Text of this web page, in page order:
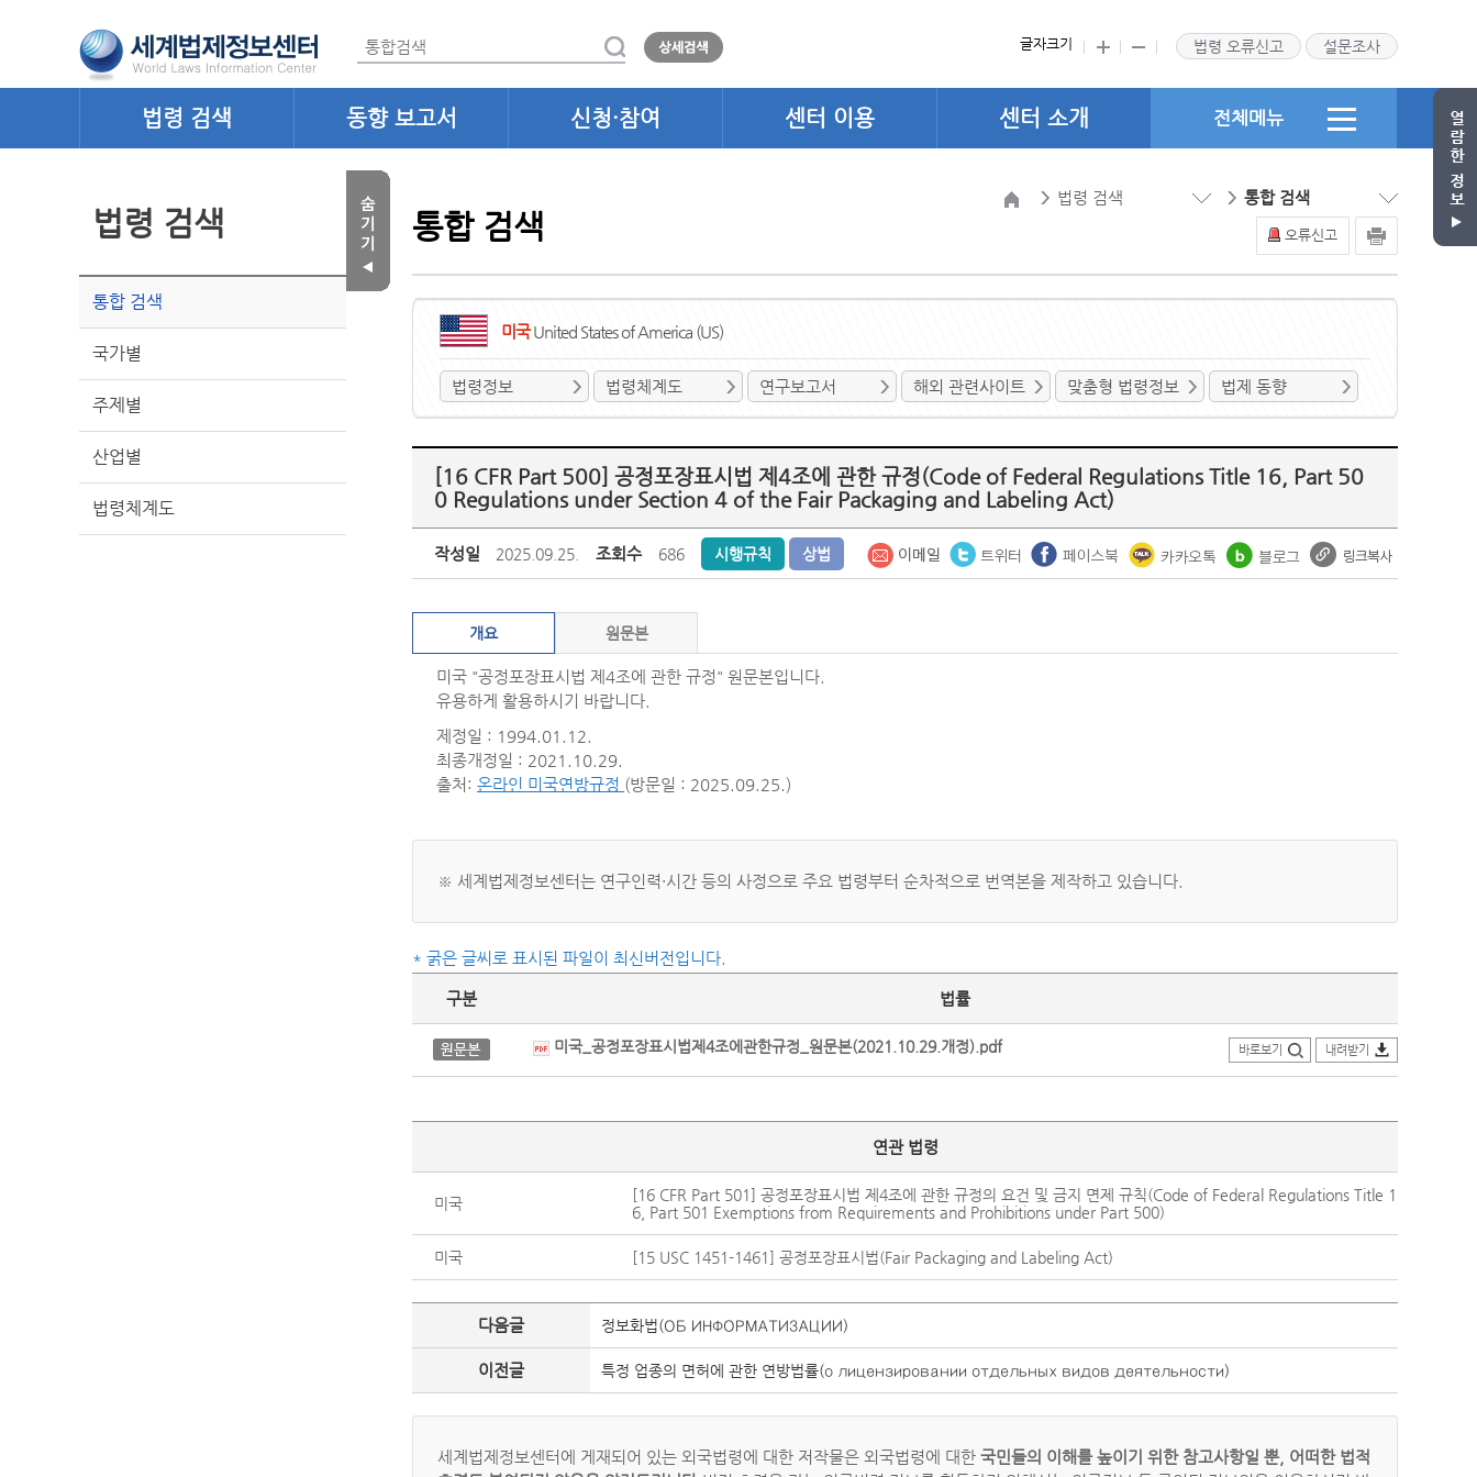
글자크기 법령 오류신고 설문조사
법령 검색 동향 보고서 신청·참여 센터 이용 센터 소개 전체메뉴
법령 검색
통합 검색
국가별
주제별
산업별
법령체계도
법령 검색 통합 검색
오류신고
통합 검색
미국United States of America (US)
법령정보 법령체계도 연구보고서 해외 관련사이트 맞춤형 법령정보 법제 동향
[16 CFR Part 500] 공정포장표시법 제4조에 관한 규정(Code of Federal Regulations Title 16, Part 50
0 Regulations under Section 4 of the Fair Packaging and Labeling Act)
작성일 2025.09.25. 조회수 686 시행규칙 상법
개요 원문본
미국 "공정포장표시법 제4조에 관한 규정" 원문본입니다.
유용하게 활용하시기 바랍니다.
제정일 : 1994.01.12.
최종개정일 : 2021.10.29.
출처: 온라인 미국연방규정 (방문일 : 2025.09.25.)
※ 세계법제정보센터는 연구인력·시간 등의 사정으로 주요 법령부터 순차적으로 번역본을 제작하고 있습니다.
* 굵은 글씨로 표시된 파일이 최신버전입니다.
구분 법률
미국_공정포장표시법제4조에관한규정_원문본(2021.10.29.개정).pdf 바로보기 내려받기
연관 법령
미국
[16 CFR Part 501] 공정포장표시법 제4조에 관한 규정의 요건 및 금지 면제 규칙(Code of Federal Regulations Title 1
6, Part 501 Exemptions from Requirements and Prohibitions under Part 500)
미국 [15 USC 1451-1461] 공정포장표시법(Fair Packaging and Labeling Act)
다음글 정보화법(ОБ ИНФОРМАТИЗАЦИИ)
이전글 특정 업종의 면허에 관한 연방법률(о лицензировании отдельных видов деятельности)
세계법제정보센터에 게재되어 있는 외국법령에 대한 저작물은 외국법령에 대한 국민들의 이해를 높이기 위한 참고사항일 뿐, 어떠한 법적